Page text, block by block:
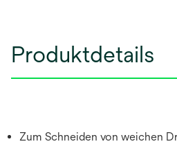
Produktdetails
Zum Schneiden von weichen